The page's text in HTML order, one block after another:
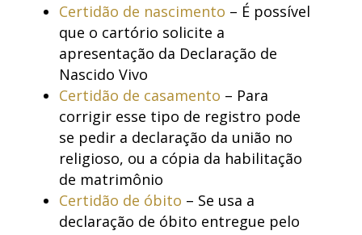
Certidão de nascimento – É possível
que o cartório solicite a
apresentação da Declaração de
Nascido Vivo
Certidão de casamento – Para
corrigir esse tipo de registro pode
se pedir a declaração da união no
religioso, ou a cópia da habilitação
de matrimônio
Certidão de óbito – Se usa a
declaração de óbito entregue pelo